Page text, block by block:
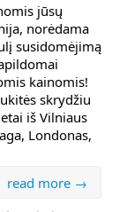
jūsų
norėdama
susidomėjimą
kainomis!
skrydžiu
iš Vilniaus
Londonas,
read more →